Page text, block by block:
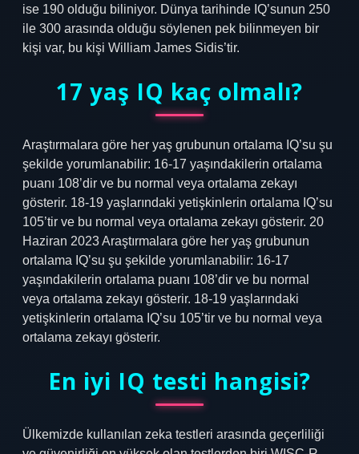
ise 190 olduğu biliniyor. Dünya tarihinde IQ’sunun 250
ile 300 arasında olduğu söylenen pek bilinmeyen bir
kişi var, bu kişi William James Sidis’tir.
17 yaş IQ kaç olmalı?
Araştırmalara göre her yaş grubunun ortalama IQ’su şu
şekilde yorumlanabilir: 16-17 yaşındakilerin ortalama
puanı 108’dir ve bu normal veya ortalama zekayı
gösterir. 18-19 yaşlarındaki yetişkinlerin ortalama IQ’su
105’tir ve bu normal veya ortalama zekayı gösterir. 20
Haziran 2023 Araştırmalara göre her yaş grubunun
ortalama IQ’su şu şekilde yorumlanabilir: 16-17
yaşındakilerin ortalama puanı 108’dir ve bu normal
veya ortalama zekayı gösterir. 18-19 yaşlarındaki
yetişkinlerin ortalama IQ’su 105’tir ve bu normal veya
ortalama zekayı gösterir.
En iyi IQ testi hangisi?
Ülkemizde kullanılan zeka testleri arasında geçerliliği